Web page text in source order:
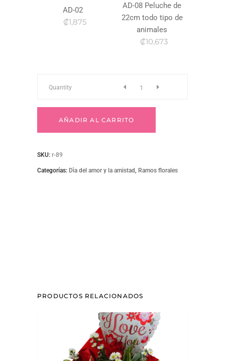
AD-02
₡1,875
AD-08 Peluche de
22cm todo tipo de
animales
₡10,673
r-
Quantity
AÑADIR AL CARRITO
SKU: r-89
Categorías: Dìa del amor y la amistad, Ramos florales
PRODUCTOS RELACIONADOS